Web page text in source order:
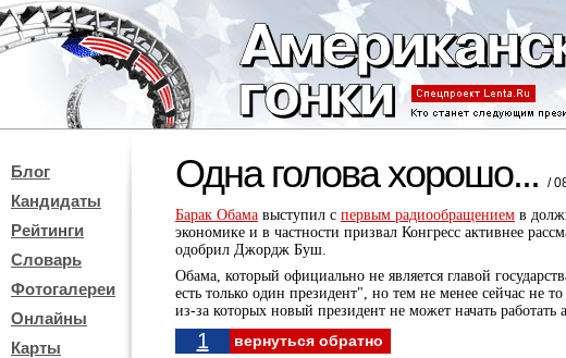
Блог
Кандидаты
Рейтинги
Словарь
Фотогалереи
Онлайны
Карты
Одна голова хорошо... /
Барак Обама выступил с первым радиообращением в
экономике и в частности призвал Конгресс активнее
одобрил Джордж Буш.
Обама, который официально не является главой
есть только один президент", но тем не менее сейчас не
из-за которых новый президент не может начать работать
1 вернуться обратно